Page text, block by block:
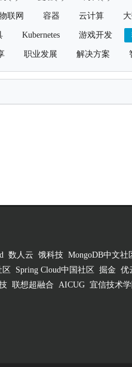
联网 容器 云计算
Kubernetes 游戏开发
职业发展 解决方案
数人云 饿科技 MongoDB中文社
区 Spring Cloud中国社区 掘金 优
联想超融合 AICUG 宜信技术